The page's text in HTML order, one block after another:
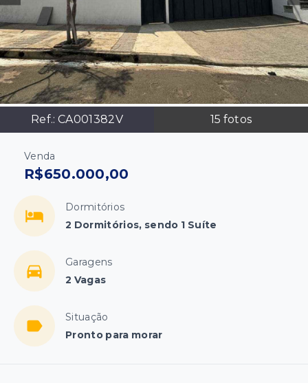
Ref.:CA001382V 15 fotos
Venda
R$650.000,00
Dormitórios
2 Dormitórios, sendo 1 Suíte
Garagens
2 Vagas
Situação
Pronto para morar